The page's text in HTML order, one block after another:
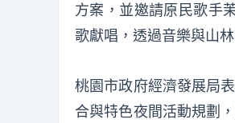
方案，並邀請原民歌手
歌獻唱，透過音樂與山
桃園市政府經濟發展局
合與特色夜間活動規劃